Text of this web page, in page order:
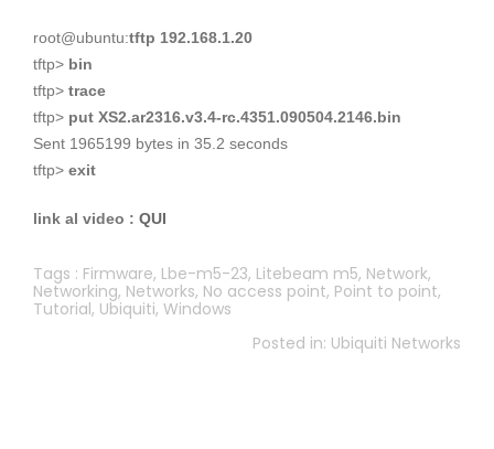
root@ubuntu:tftp 192.168.1.20
tftp> bin
tftp> trace
tftp> put XS2.ar2316.v3.4-rc.4351.090504.2146.bin
Sent 1965199 bytes in 35.2 seconds
tftp> exit
link al video : QUI
Tags : Firmware, Lbe-m5-23, Litebeam m5, Network,
Networking, Networks, No access point, Point to point,
Tutorial, Ubiquiti, Windows
Posted in: Ubiquiti Networks